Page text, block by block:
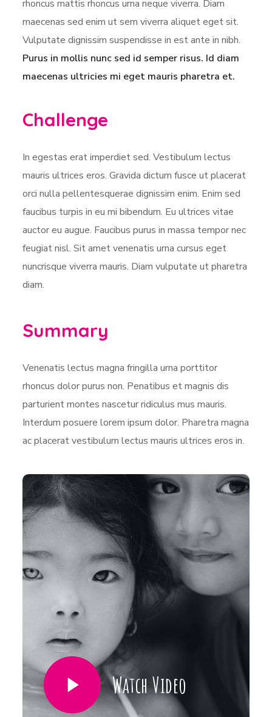
rhoncus mattis rhoncus urna neque viverra. Diam
maecenas sed enim ut sem viverra aliquet eget sit.
Vulputate dignissim suspendisse in est ante in nibh.
Purus in mollis nunc sed id semper risus. Id diam
maecenas ultricies mi eget mauris pharetra et.
Challenge
In egestas erat imperdiet sed. Vestibulum lectus
mauris ultrices eros. Gravida dictum fusce ut placerat
orci nulla pellentesquerae dignissim enim. Enim sed
faucibus turpis in eu mi bibendum. Eu ultrices vitae
auctor eu augue. Faucibus purus in massa tempor nec
feugiat nisl. Sit amet venenatis urna cursus eget
nuncrisque viverra mauris. Diam vulputate ut pharetra
diam.
Summary
Venenatis lectus magna fringilla urna porttitor
rhoncus dolor purus non. Penatibus et magnis dis
parturient montes nascetur ridiculus mus mauris.
Interdum posuere lorem ipsum dolor. Pharetra magna
ac placerat vestibulum lectus mauris ultrices eros in.
Watch Video